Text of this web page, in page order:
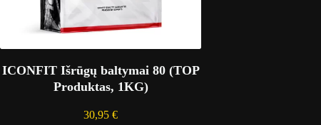
ICONFIT Išrūgų baltymai 80 (TOP
Produktas, 1KG)
30,95€